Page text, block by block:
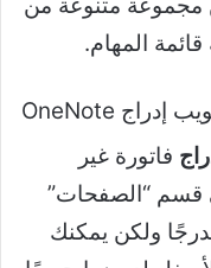
المهام.
فاتورة غير
قسم “الصفحات”
ولكن يمكنك